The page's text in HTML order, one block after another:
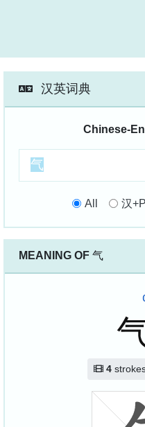
汉英词典
Chinese-
All 汉
MEANING OF 气
4